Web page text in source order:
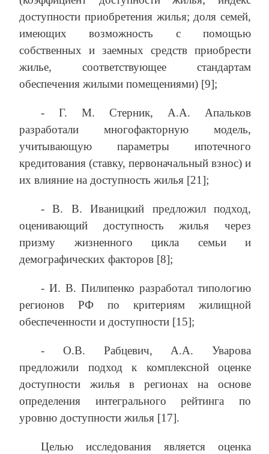
доступности приобретения жилья; доля семей,
имеющих возможность с помощью
собственных и заемных средств приобрести
жилье, соответствующее стандартам
обеспечения жилыми помещениями) [9];
- Г. М. Стерник, А.А. Апальков
разработали многофакторную модель,
учитывающую параметры ипотечного
кредитования (ставку, первоначальный взнос) и
их влияние на доступность жилья [21];
- В. В. Иваницкий предложил подход,
оценивающий доступность жилья через
призму жизненного цикла семьи и
демографических факторов [8];
- И. В. Пилипенко разработал типологию
регионов РФ по критериям жилищной
обеспеченности и доступности [15];
- О.В. Рабцевич, А.А. Уварова
предложили подход к комплексной оценке
доступности жилья в регионах на основе
определения интегрального рейтинга по
уровню доступности жилья [17].
Целью исследования является оценка